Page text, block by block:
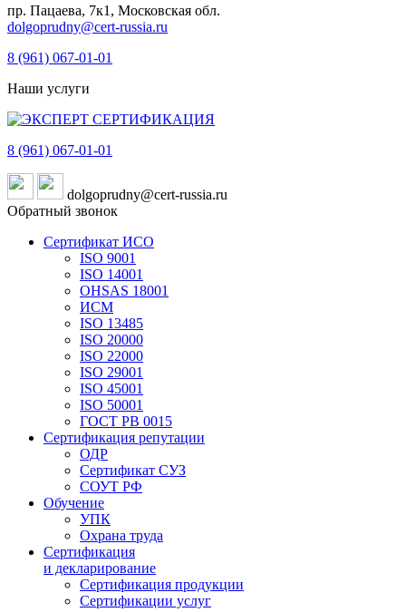
пр. Пацаева, 7к1, Московская обл.
dolgoprudny@cert-russia.ru
8 (961) 067-01-01
Наши услуги
8 (961) 067-01-01
dolgoprudny@cert-russia.ru
Обратный звонок
Сертификат ИСО
ISO 9001
ISO 14001
OHSAS 18001
ИСМ
ISO 13485
ISO 20000
ISO 22000
ISO 29001
ISO 45001
ISO 50001
ГОСТ РВ 0015
Сертификация репутации
ОДР
Сертификат СУЗ
СОУТ РФ
Обучение
УПК
Охрана труда
Сертификация
и декларирование
Сертификация продукции
Сертификации услуг